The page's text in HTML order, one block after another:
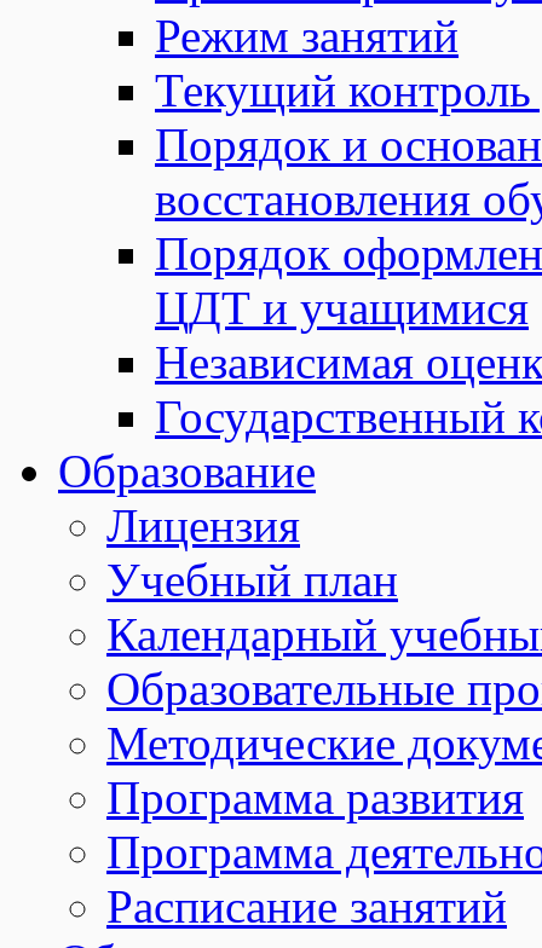
Режим занятий
Текущий контроль
Порядок и
восстановления
Порядок
ЦДТ и учащимися
Независимая
Государственный
Образование
Лицензия
Учебный план
Календарный
Образовательные
Методические
Программа развития
Программа
Расписание занятий